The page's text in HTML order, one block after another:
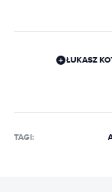
ŁUKASZ
TAGI: